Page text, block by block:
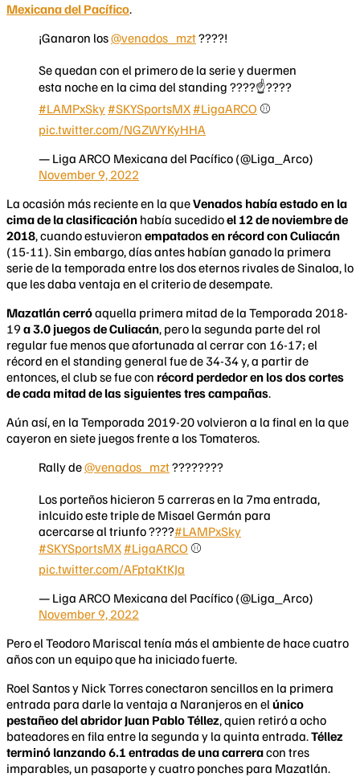
Mexicana del Pacífico.
¡Ganaron los@venados_mzt????!
Se quedan con el primero de la serie y duermen
esta noche en la cima del standing ????☝️????
#LAMPxSky #SKYSportsMX #LigaARCO ⚾️
pic.twitter.com/NGZWYKyHHA
— Liga ARCO Mexicana del Pacífico (@Liga_Arco)
November 9, 2022
La ocasión más reciente en la queVenados había estado en la
cimade la clasificación había sucedidoel 12 de noviembre de
2018, cuando estuvieron empatados en récord con Culiacán
(15-11). Sin embargo, días antes habían ganado la primera
serie de la temporada entre los dos eternos rivales de Sinaloa, lo
que les daba ventaja en el criterio de desempate.
Mazatlán cerróaquella primera mitad de la Temporada 2018-
19a 3.0 juegos de Culiacán, pero la segunda parte del rol
regular fue menos que afortunada al cerrar con 16-17; el
récord en el standing general fue de 34-34 y, a partir de
entonces, el club se fue con récord perdedor en los dos cortes
de cada mitad de las siguientes tres campañas.
Aún así, en la Temporada 2019-20 volvieron a la final en la que
cayeron en siete juegos frente a los Tomateros.
Rally de@venados_mzt????????
Los porteños hicieron 5 carreras en la 7ma entrada,
inlcuido este triple de Misael Germán para
acercarse al triunfo ????#LAMPxSky
#SKYSportsMX #LigaARCO ⚾️
pic.twitter.com/AFptaKtKJa
— Liga ARCO Mexicana del Pacífico (@Liga_Arco)
November 9, 2022
Pero el Teodoro Mariscal tenía más el ambiente de hace cuatro
años con un equipo que ha iniciado fuerte.
Roel Santos y Nick Torres conectaron sencillos en la primera
entrada para darle la ventaja a Naranjeros en el único
pestañeo del abridor Juan Pablo Téllez, quien retiró a ocho
bateadores en fila entre la segunda y la quinta entrada.Téllez
terminó lanzando 6.1 entradas de una carreracon tres
imparables, un pasaporte y cuatro ponches para Mazatlán.